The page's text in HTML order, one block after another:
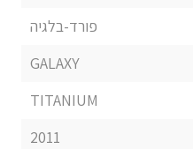
פורד-בלגיה
GALAXY
TITANIUM
2011